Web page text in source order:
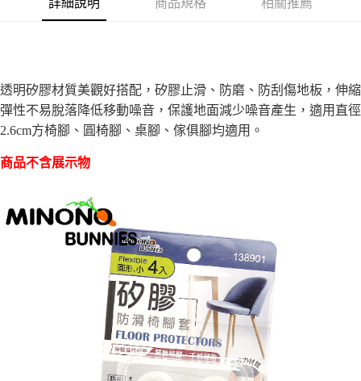
２．便利：只要手機號碼，簡訊認證，即可結帳。
結帳頁面，進行簡訊認證並確認金額後，即可完成結帳。
２．訂單成立數日內，您將收到繳費通知簡訊。
３．收到繳費通知簡訊後14天內，點擊此簡訊中的連結，可透過四大超商／
ATM／網路銀行／等多元方式進行付款，方視為交易完成。
購買商品的店家。未經商家同意取消之訂單仍視為有效，需透過AFTEE先享
後付繳納相關費用。
是否繳費成功／繳費後需取消欲退款等相關疑問，請聯繫「AFTEE先享後付
客戶支援中心」https://netprotections.freshdesk.com/support/home
【注意事項】
１．透過由恩沛科技股份有限公司提供之「AFTEE先享後付」服務完成之交
易，需依本服務之必要範圍內提供個人資料，並將交易相關給付款項請求債
權轉讓予恩沛科技股份有限公司。
２．關於個人資料處理事宜，請瀏覽以下網址：
https://aftee.tw/terms/#terms3
３．未成年的使用者請事先徵得法定代理人或監護人之同意方可使用
「AFTEE先享後付」，若未經同意申辦者引起之損失，本公司不負相關責
４．使用「AFTEE先享後付」時，將依據個別帳號之用戶狀況，依本公司即
每筆NT$60，滿NT$490(含以上)免運費
全家離島取貨付款
每筆NT$100，滿NT$1,000(含以上)免運費
7-11取貨付款三天
7-11離島取貨付款
每筆NT$100，滿NT$1,000(含以上)免運費
本島宅配1~2天後到
每筆NT$80，滿NT$490(含以上)免運費
每筆NT$150，滿NT$3,000(含以上)免運費
詳細說明 商品規格 相關推薦
透明矽膠材質美觀好搭配，矽膠止滑 、 防磨 、 防刮傷地板 ， 伸縮
彈性不易脫落降低移動噪音， 保護地面減少噪音產生 ， 適用直徑
2.6cm方椅腳 、 圓椅腳 、 桌腳 、傢俱腳均適用 。
商品不含展示物